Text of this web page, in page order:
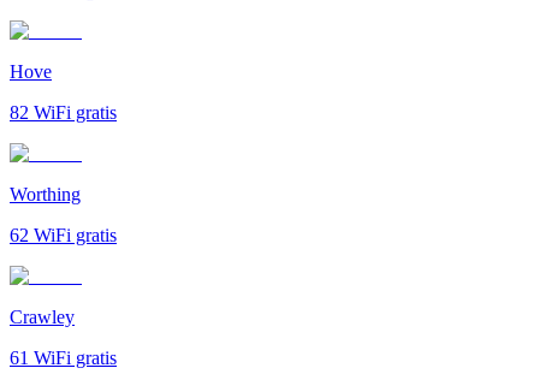
Hove
82 WiFi gratis
Worthing
62 WiFi gratis
Crawley
61 WiFi gratis